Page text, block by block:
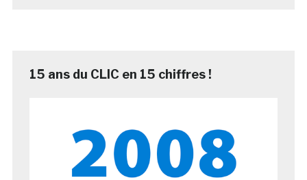
15 ans du CLIC en 15 chiffres !